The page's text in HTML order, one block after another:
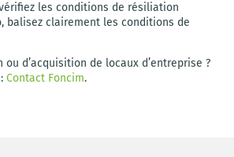
les conditions de résiliation
balisez clairement les conditions de
d’acquisition de locaux d’entreprise ?
Contact Foncim.